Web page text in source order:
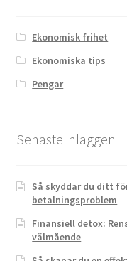
Ekonomisk frihet
Ekonomiska tips
Pengar
Senaste inläggen
Så skyddar du ditt
betalningsproblem
Finansiell detox:
välmående